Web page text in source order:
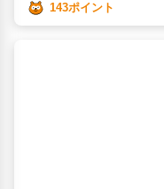
143ポイント